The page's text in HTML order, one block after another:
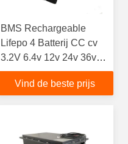
BMS Rechargeable
Lifepo 4 Batterij CC cv
3.2V 6.4v 12v 24v 36v
48v
Vind de beste prijs